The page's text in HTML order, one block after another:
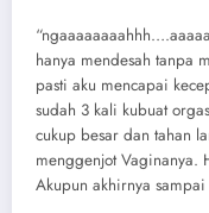
hanya mendesah tanpa
pasti aku mencapai
sudah 3 kali kubuat
cukup besar dan tahan
menggenjot Vaginanya.
Akupun akhirnya